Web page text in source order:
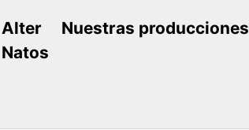
Alter
Natos
Nuestras producciones